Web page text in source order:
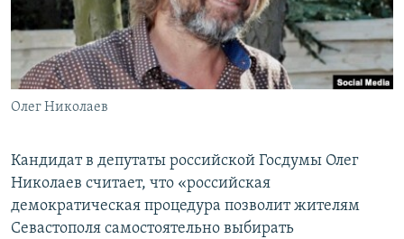
ПОБЕДИТЕЛЕЙ НЕ СУДЯТ?
КРЫМ.НЕПОКОРЕННЫЙ
ELIFBE
УКРАИНСКАЯ ПРОБЛЕМА КРЫМА
ПРИСОЕДИНЯЙТЕСЬ!
Олег Николаев
Кандидат в депутаты российской Госдумы Олег
Николаев считает, что «российская
демократическая процедура позволит жителям
Севастополя самостоятельно выбирать